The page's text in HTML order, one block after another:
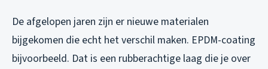
De afgelopen jaren zijn er nieuwe materialen
bijgekomen die echt het verschil maken. EPDM-coating
bijvoorbeeld. Dat is een rubberachtige laag die je over